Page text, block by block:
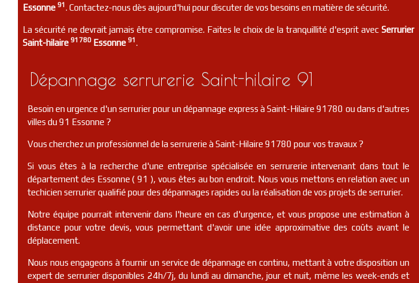
Essonne 91. Contactez-nous dès aujourd'hui pour discuter de vos besoins en matière de sécurité.
La sécurité ne devrait jamais être compromise. Faites le choix de la tranquillité d'esprit avec Serrurier
Saint-hilaire 91780Essonne 91.
Dépannage serrurerie Saint-hilaire 91
Besoin en urgence d'un serrurier pour un dépannage express à Saint-Hilaire 91780 ou dans d'autres
villes du 91 Essonne ?
Vous cherchez un professionnel de la serrurerie à Saint-Hilaire 91780 pour vos travaux ?
Si vous êtes à la recherche d'une entreprise spécialisée en serrurerie intervenant dans tout le
département des Essonne ( 91 ), vous êtes au bon endroit. Nous vous mettons en relation avec un
techicien serrurier qualifié pour des dépannages rapides ou la réalisation de vos projets de serrurier.
Notre équipe pourrait intervenir dans l'heure en cas d'urgence, et vous propose une estimation à
distance pour votre devis, vous permettant d'avoir une idée approximative des coûts avant le
déplacement.
Nous nous engageons à fournir un service de dépannage en continu, mettant à votre disposition un
expert de serrurier disponibles 24h/7j, du lundi au dimanche, jour et nuit, même les week-ends et